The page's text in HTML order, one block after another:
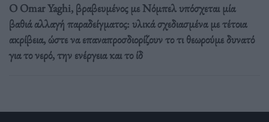
Ο Omar Yaghi, βραβευμένος με Νόμπελ υπόσχεται μία
βαθιά αλλαγή παραδείγματος: υλικά σχεδιασμένα με τέτοια
ακρίβεια, ώστε να επαναπροσδιορίζουν το τι θεωρούμε δυνατό
για το νερό, την ενέργεια και το ίδ